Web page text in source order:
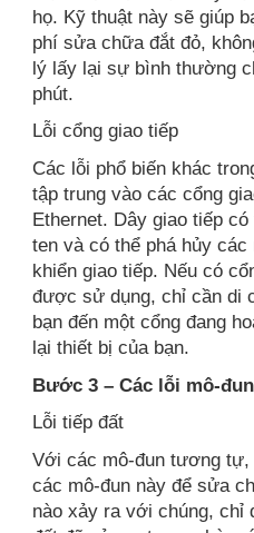
họ. Kỹ thuật này sẽ giúp
phí sửa chữa đắt đỏ,
lý lấy lại sự bình thường
phút.
Lỗi cổng giao tiếp
Các lỗi phổ biến khác
tập trung vào các cổng
Ethernet. Dây giao tiếp
ten và có thể phá hủy
khiển giao tiếp. Nếu có
được sử dụng, chỉ cần di
bạn đến một cổng đang
lại thiết bị của bạn.
Bước 3 – Các lỗi mô-
Lỗi tiếp đất
Với các mô-đun tương tự,
các mô-đun này để sửa
nào xảy ra với chúng, chỉ